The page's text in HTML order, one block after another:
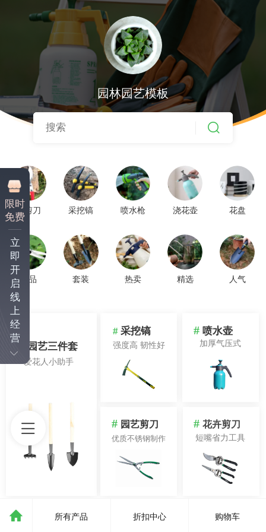
园林园艺模板
修剪刀 采挖镐 喷水枪 浇花壶 花盘
新品 套装 热卖 精选 人气
园艺三件套
爱花人小助手
# 采挖镐
强度高 韧性好 加厚气压式
# 喷水壶
优质不锈钢制作 短嘴省力工具
# 园艺剪刀 # 花卉剪刀
所有产品 折扣中心 购物车
限时
免费
立
即
开
启
线
上
经
营